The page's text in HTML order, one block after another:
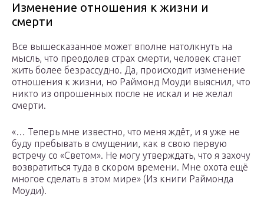
Изменение отношения к жизни и
смерти
Все вышесказанное может вполне натолкнуть на
мысль, что преодолев страх смерти, человек станет
жить более безрассудно. Да, происходит изменение
отношения к жизни, но Раймонд Моуди выяснил, что
никто из опрошенных после не искал и не желал
смерти.
«… Теперь мне известно, что меня ждёт, и я уже не
буду пребывать в смущении, как в свою первую
встречу со «Светом». Не могу утверждать, что я захочу
возвратиться туда в скором времени. Мне охота ещё
многое сделать в этом мире» (Из книги Раймонда
Моуди).